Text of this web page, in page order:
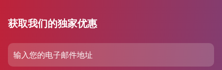
获取我们的独家优惠